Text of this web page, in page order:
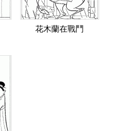
花木蘭在戰鬥